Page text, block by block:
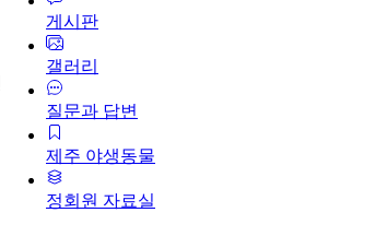
게시판
갤러리
질문과 답변
제주 야생동물
정회원 자료실